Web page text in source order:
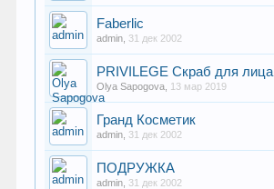
Faberlic
admin 31 дек 2002
PRIVILEGE Скраб для лица
Olya Sapogova 13 мар 2019
Гранд Косметик
admin 31 дек 2002
ПОДРУЖКА
admin 31 дек 2002